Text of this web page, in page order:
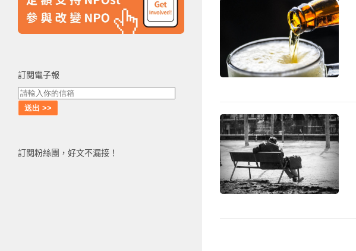
訂閱電子報
訂閱粉絲團，好文不漏接！